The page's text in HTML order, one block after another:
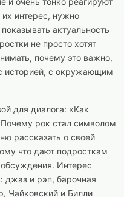
интерес, нужно
актуальность
не просто хотят
почему это важно,
историей, с окружающим
для диалога: «Как
рок стал символом
рассказать о своей
что дают подросткам
Интерес
джаз и рэп, барочная
Чайковский и Билли